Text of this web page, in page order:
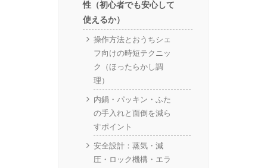
性（初心者でも安心して
使えるか）
操作方法とおうちシェ
フ向けの時短テクニッ
ク（ほったらかし調
理）
内鍋・パッキン・ふた
の手入れと面倒を減ら
すポイント
安全設計：蒸気・減
圧・ロック機構・エラ